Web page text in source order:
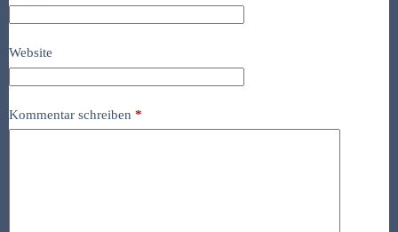
Website
Kommentar schreiben *